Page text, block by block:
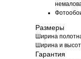
Размеры
Ширина
Ширина и
Гарантия